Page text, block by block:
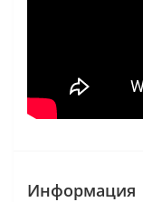
Информация